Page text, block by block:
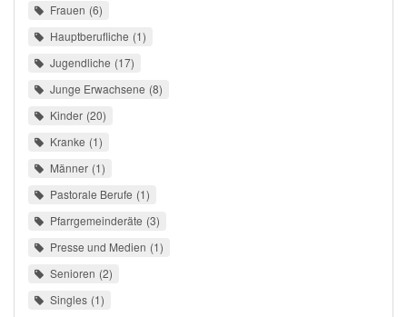
Frauen 6
Hauptberufliche 1
Jugendliche 17
Junge Erwachsene 8
Kinder 20
Kranke 1
Männer 1
Pastorale Berufe 1
Pfarrgemeinderäte 3
Presse und Medien 1
Senioren 2
Singles 1